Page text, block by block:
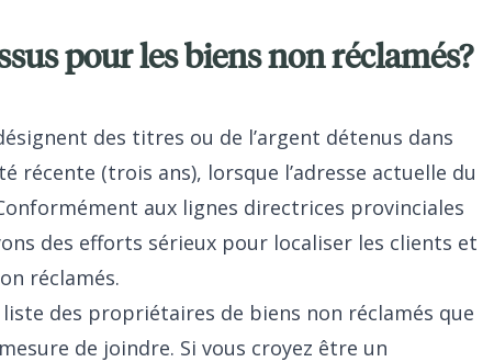
pour les biens non réclamés?
des titres ou de l’argent détenus dans
récente (trois ans), lorsque l’adresse actuelle du
aux lignes directrices provinciales
des efforts sérieux pour localiser les clients et
réclamés.
des propriétaires de biens non réclamés que
de joindre. Si vous croyez être un